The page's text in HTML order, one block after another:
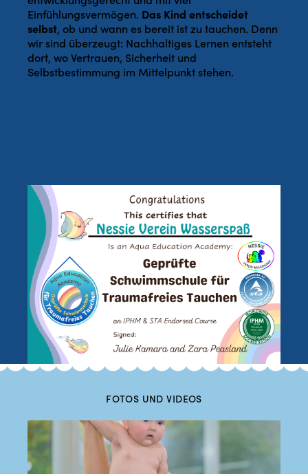
Einfühlungsvermögen. Das Kind entscheidet
selbst, ob und wann es bereit ist zu tauchen. Denn
wir sind überzeugt: Nachhaltiges Lernen entsteht
dort, wo Vertrauen, Sicherheit und
Selbstbestimmung im Mittelpunkt stehen.
FOTOS UND VIDEOS